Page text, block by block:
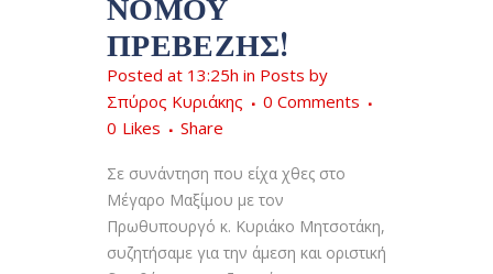
ΠΡΕΒΈΖΗΣ!
Posted at 13:25h in Posts by
Σπύρος Κυριάκης
0 Comments
0 Likes Share
Σε συνάντηση που είχα χθες στο
Μέγαρο Μαξίμου με τον
Πρωθυπουργό κ. Κυριάκο Μητσοτάκη,
συζητήσαμε για την άμεση και οριστική